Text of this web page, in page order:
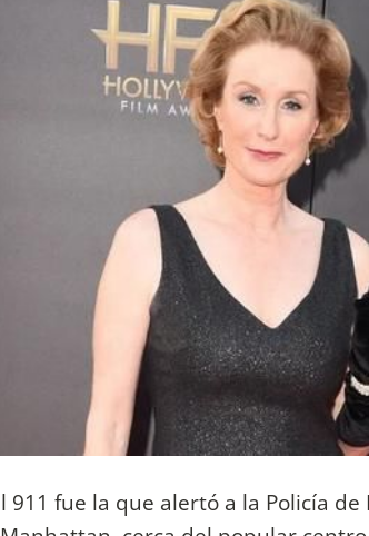
911 fue la que alertó a la Policía de